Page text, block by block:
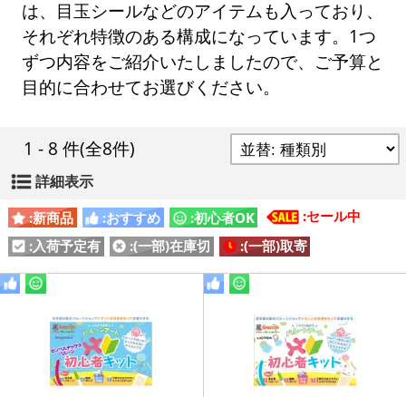
は、目玉シールなどのアイテムも入っており、
それぞれ特徴のある構成になっています。1つ
ずつ内容をご紹介いたしましたので、ご予算と
目的に合わせてお選びください。
1 - 8 件(全8件)
詳細表示
:新商品 :おすすめ :初心者OK
:セール中
:入荷予定有
:(一部)在庫切 :(一部)取寄